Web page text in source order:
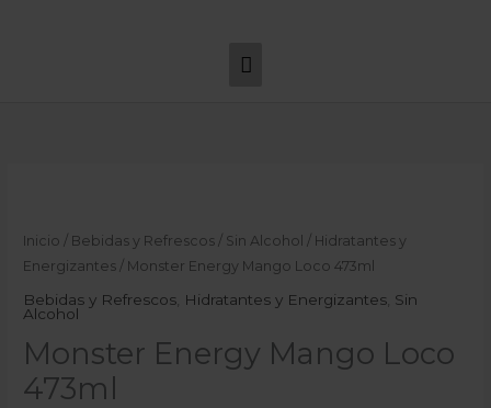
principal
Inicio / Bebidas y Refrescos / Sin Alcohol / Hidratantes y
Energizantes / Monster Energy Mango Loco 473ml
Bebidas y Refrescos Hidratantes y Energizantes Sin
Alcohol
Monster Energy Mango Loco
473ml
Mango
Loco
473ml
cantidad